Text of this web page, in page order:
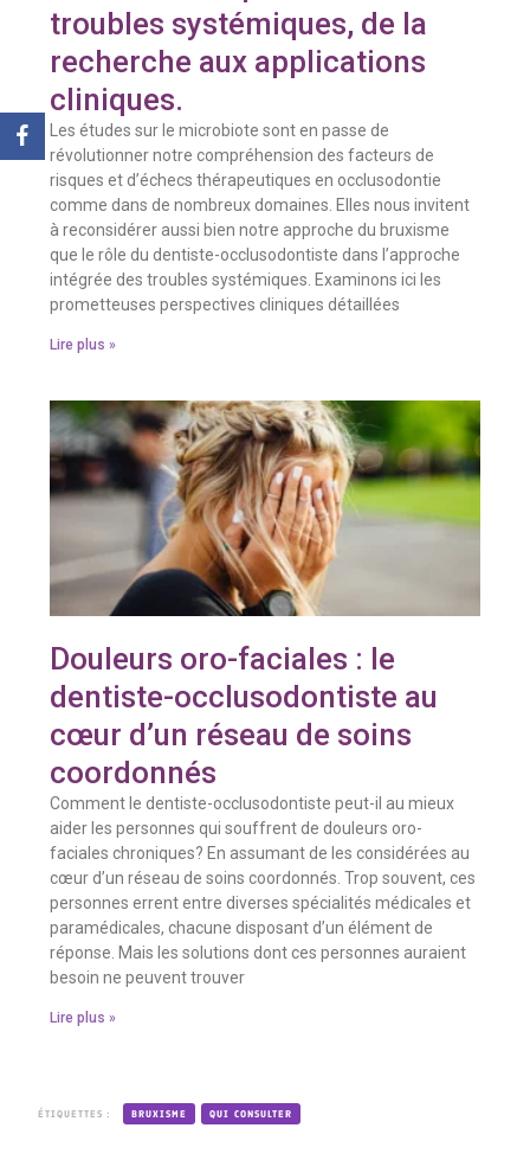
troubles systémiques, de la
recherche aux applications
cliniques.
Les études sur le microbiote sont en passe de
révolutionner notre compréhension des facteurs de
risques et d’échecs thérapeutiques en occlusodontie
comme dans de nombreux domaines. Elles nous invitent
à reconsidérer aussi bien notre approche du bruxisme
que le rôle du dentiste-occlusodontiste dans l’approche
intégrée des troubles systémiques. Examinons ici les
prometteuses perspectives cliniques détaillées
Lire plus »
Douleurs oro-faciales : le
dentiste-occlusodontiste au
cœur d’un réseau de soins
coordonnés
Comment le dentiste-occlusodontiste peut-il au mieux
aider les personnes qui souffrent de douleurs oro-
faciales chroniques? En assumant de les considérées au
cœur d’un réseau de soins coordonnés. Trop souvent, ces
personnes errent entre diverses spécialités médicales et
paramédicales, chacune disposant d’un élément de
réponse. Mais les solutions dont ces personnes auraient
besoin ne peuvent trouver
Lire plus »
ÉTIQUETTES : BRUXISME QUI CONSULTER